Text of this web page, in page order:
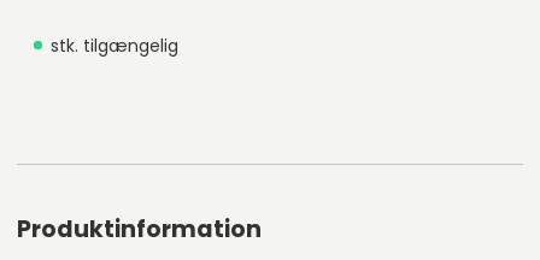
stk. tilgængelig
Produktinformation